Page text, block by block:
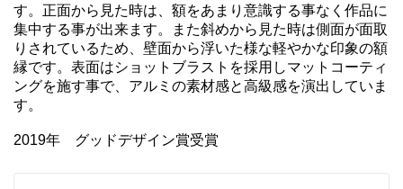
す。正面から見た時は、額をあまり意識する事なく作品に
集中する事が出来ます。また斜めから見た時は側面が面取
りされているため、壁面から浮いた様な軽やかな印象の額
縁です。表面はショットブラストを採用しマットコーティ
ングを施す事で、アルミの素材感と高級感を演出していま
す。
2019年　グッドデザイン賞受賞